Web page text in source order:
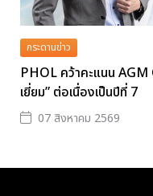
กระดานข่าว
PHOL คว้าคะแนน
เยี่ยม” ต่อเนื่องเป็นปีที่ 7
07 สิงหาคม 2569